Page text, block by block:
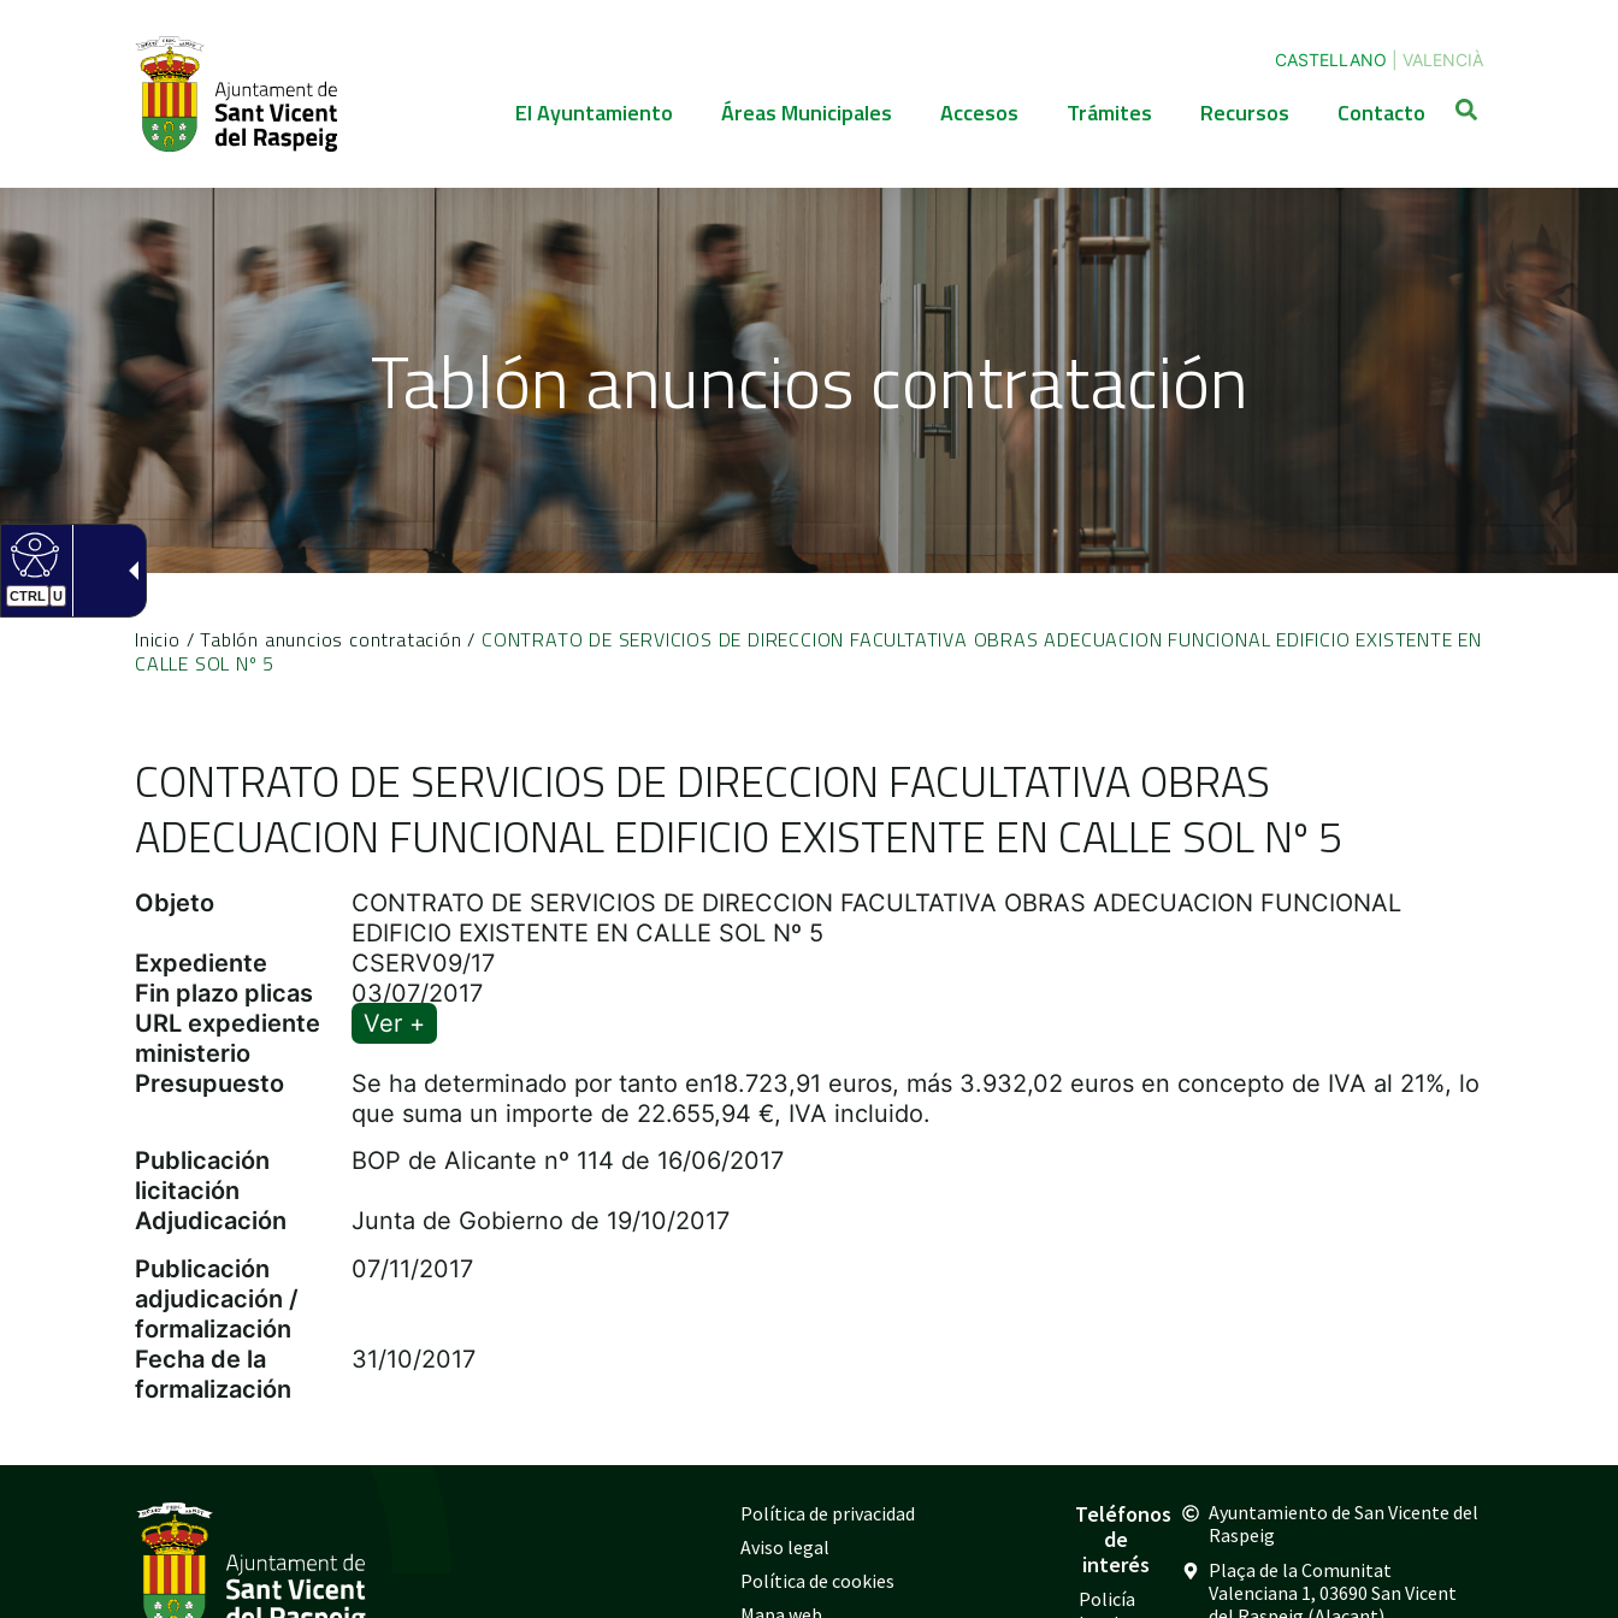
CTRL U
CASTELLANO VALENCIÀ
El Ayuntamiento Áreas Municipales Accesos Trámites Recursos Contacto
Tablón anuncios contratación
Inicio /Tablón anuncios contratación / CONTRATO DE SERVICIOS DE DIRECCION FACULTATIVA OBRAS ADECUACION FUNCIONAL EDIFICIO EXISTENTE EN
CALLE SOL Nº 5
CONTRATO DE SERVICIOS DE DIRECCION FACULTATIVA OBRAS
ADECUACION FUNCIONAL EDIFICIO EXISTENTE EN CALLE SOL Nº 5
Objeto
CONTRATO DE SERVICIOS DE DIRECCION FACULTATIVA OBRAS ADECUACION FUNCIONAL
EDIFICIO EXISTENTE EN CALLE SOL Nº 5
Expediente
CSERV09/17
Fin plazo plicas
03/07/2017
URL expediente
ministerio
Ver +
Presupuesto
Se ha determinado por tanto en18.723,91 euros, más 3.932,02 euros en concepto de IVA al 21%, lo
que suma un importe de 22.655,94 €, IVA incluido.
Publicación
licitación
BOP de Alicante nº 114 de 16/06/2017
Adjudicación
Junta de Gobierno de 19/10/2017
Publicación
adjudicación /
formalización
07/11/2017
Fecha de la
formalización
31/10/2017
Política de privacidad
Aviso legal
Política de cookies
Teléfonos
de
interés
Policía
Ayuntamiento de San Vicente del
Raspeig
Plaça de la Comunitat
Valenciana 1, 03690 San Vicent